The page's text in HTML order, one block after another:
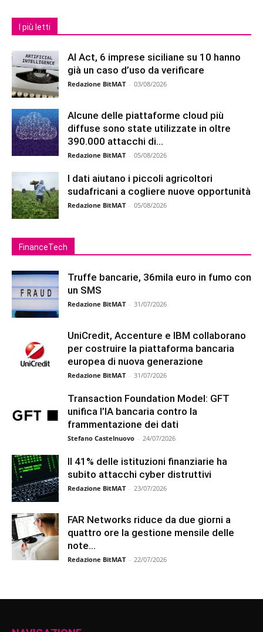
I più letti
AI Act, 6 imprese siciliane su 10 hanno
già un caso d’uso da verificare
Redazione BitMAT - 03/08/2026
Alcune delle piattaforme cloud più
diffuse sono state utilizzate in oltre
390.000 attacchi di...
Redazione BitMAT - 05/08/2026
I dati aiutano i piccoli agricoltori
sudafricani a cogliere nuove opportunità
Redazione BitMAT - 05/08/2026
FinanceTech
Truffe bancarie, 36mila euro in fumo con
un SMS
Redazione BitMAT - 31/07/2026
UniCredit, Accenture e IBM collaborano
per costruire la piattaforma bancaria
europea di nuova generazione
Redazione BitMAT - 31/07/2026
Transaction Foundation Model: GFT
unifica l’IA bancaria contro la
frammentazione dei dati
Stefano Castelnuovo - 24/07/2026
Il 41% delle istituzioni finanziarie ha
subito attacchi cyber distruttivi
Redazione BitMAT - 23/07/2026
FAR Networks riduce da due giorni a
quattro ore la gestione mensile delle
note...
Redazione BitMAT - 22/07/2026